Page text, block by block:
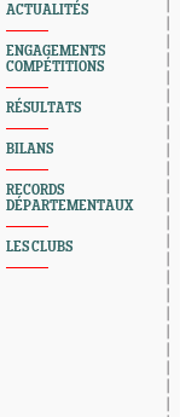
ACTUALITÉS
ENGAGEMENTS
COMPÉTITIONS
RÉSULTATS
BILANS
RECORDS
DÉPARTEMENTAUX
LES CLUBS